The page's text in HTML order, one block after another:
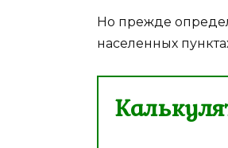
Но прежде
населенных